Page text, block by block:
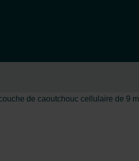
de caoutchouc cellulaire de 9